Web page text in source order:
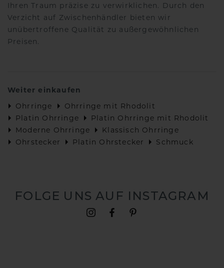
Ihren Traum präzise zu verwirklichen. Durch den
Verzicht auf Zwischenhändler bieten wir
unübertroffene Qualität zu außergewöhnlichen
Preisen.
Weiter einkaufen
Ohrringe
Ohrringe mit Rhodolit
Platin Ohrringe
Platin Ohrringe mit Rhodolit
Moderne Ohrringe
Klassisch Ohrringe
Ohrstecker
Platin Ohrstecker Schmuck
FOLGE UNS AUF INSTAGRAM